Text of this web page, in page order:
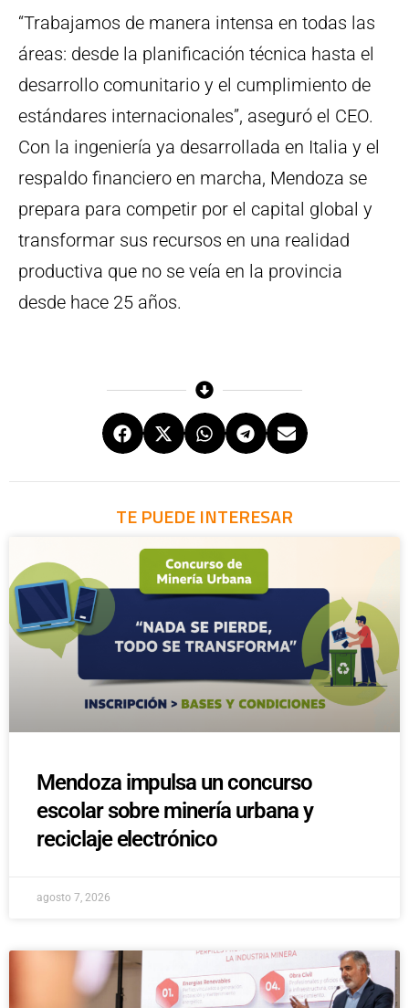
“Trabajamos de manera intensa en todas las
áreas: desde la planificación técnica hasta el
desarrollo comunitario y el cumplimiento de
estándares internacionales”, aseguró el CEO.
Con la ingeniería ya desarrollada en Italia y el
respaldo financiero en marcha, Mendoza se
prepara para competir por el capital global y
transformar sus recursos en una realidad
productiva que no se veía en la provincia
desde hace 25 años.
TE PUEDE INTERESAR
Mendoza impulsa un concurso
escolar sobre minería urbana y
reciclaje electrónico
agosto 7, 2026